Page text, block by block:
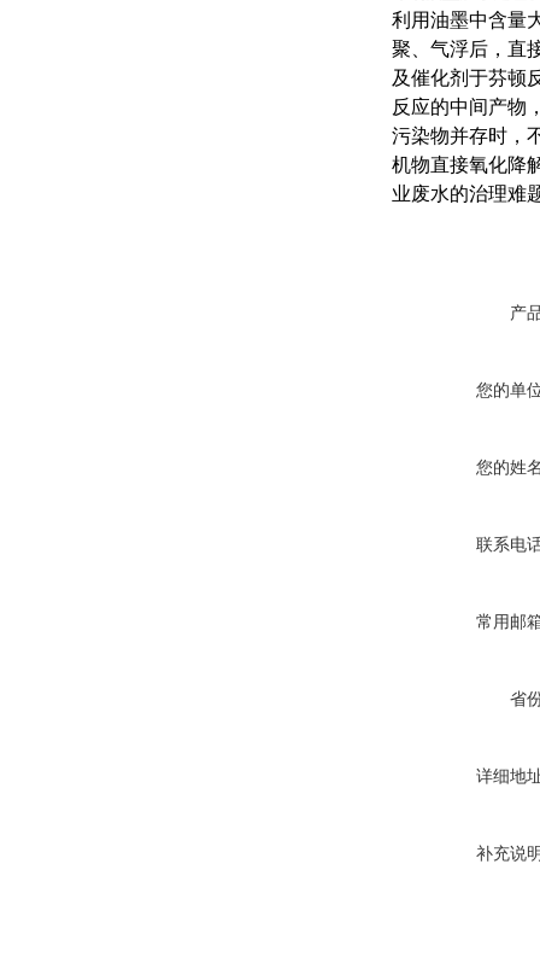
利用油墨中含量
聚、气浮后，直
及催化剂于芬顿
反应的中间产物
污染物并存时，
机物直接氧化降
业废水的治理难
产
您的单
您的姓
联系电
常用邮
省
详细地
补充说